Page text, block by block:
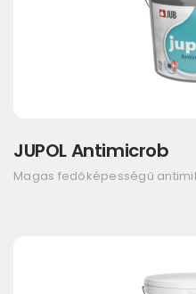
JUPOL Antimicrob
Magas fedőképességű